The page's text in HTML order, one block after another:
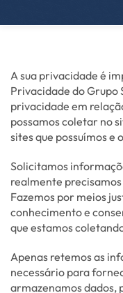
A sua privacidade é
Privacidade do Grupo
privacidade em
possamos coletar no
sites que possuímos e
Solicitamos
realmente
Fazemos por meios
conhecimento e
que estamos
Apenas retemos as
necessário para
armazenamos dados,